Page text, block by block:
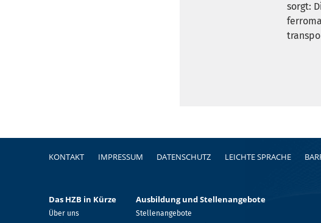
sorgt:
Fußzeile
KONTAKT IMPRESSUM DATENSCHUTZ LEICHTE SPRACHE
Das HZB in Kürze
Über uns
Ausbildung und Stellenangebote
Stellenangebote